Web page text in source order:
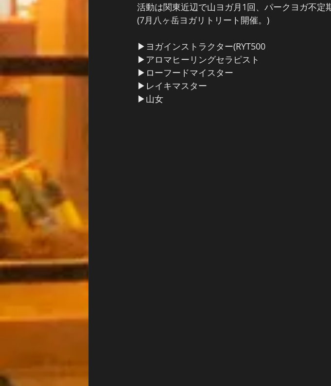
活動は関東近辺で山ヨガ月1回、パークヨガ不定
(7月八ヶ岳ヨガリトリート開催。)
▶︎ヨガインストラクター(RYT500
▶︎アロマヒーリングセラピスト
▶︎ローフードマイスター
▶︎レイキマスター
▶︎山女